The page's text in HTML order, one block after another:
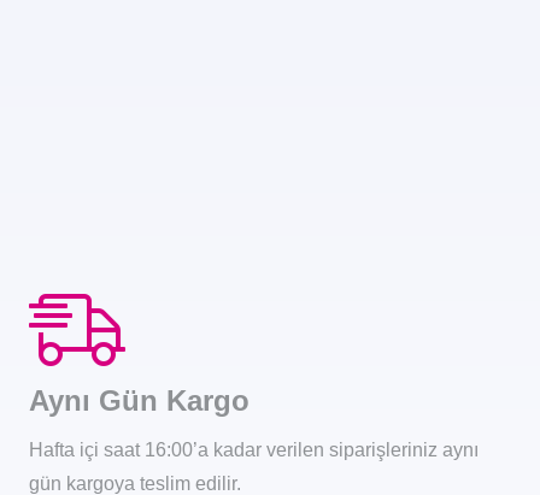
Aynı Gün Kargo
Hafta içi saat 16:00’a kadar verilen siparişleriniz aynı
gün kargoya teslim edilir.